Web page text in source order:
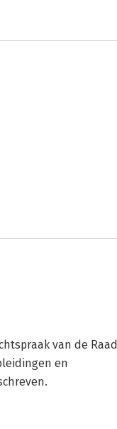
van de Raad
en